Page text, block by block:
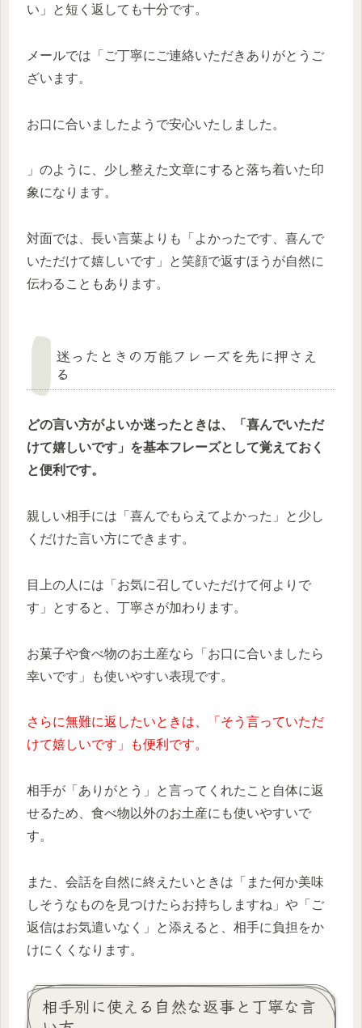
い」と短く返しても十分です。
メールでは「ご丁寧にご連絡いただきありがとうご
ざいます。
お口に合いましたようで安心いたしました。
」のように、少し整えた文章にすると落ち着いた印
象になります。
対面では、長い言葉よりも「よかったです、喜んで
いただけて嬉しいです」と笑顔で返すほうが自然に
伝わることもあります。
迷ったときの万能フレーズを先に押さえ
る
どの言い方がよいか迷ったときは、「喜んでいただ
けて嬉しいです」を基本フレーズとして覚えておく
と便利です。
親しい相手には「喜んでもらえてよかった」と少し
くだけた言い方にできます。
目上の人には「お気に召していただけて何よりで
す」とすると、丁寧さが加わります。
お菓子や食べ物のお土産なら「お口に合いましたら
幸いです」も使いやすい表現です。
さらに無難に返したいときは、「そう言っていただ
けて嬉しいです」も便利です。
相手が「ありがとう」と言ってくれたこと自体に返
せるため、食べ物以外のお土産にも使いやすいで
す。
また、会話を自然に終えたいときは「また何か美味
しそうなものを見つけたらお持ちしますね」や「ご
返信はお気遣いなく」と添えると、相手に負担をか
けにくくなります。
相手別に使える自然な返事と丁寧な言